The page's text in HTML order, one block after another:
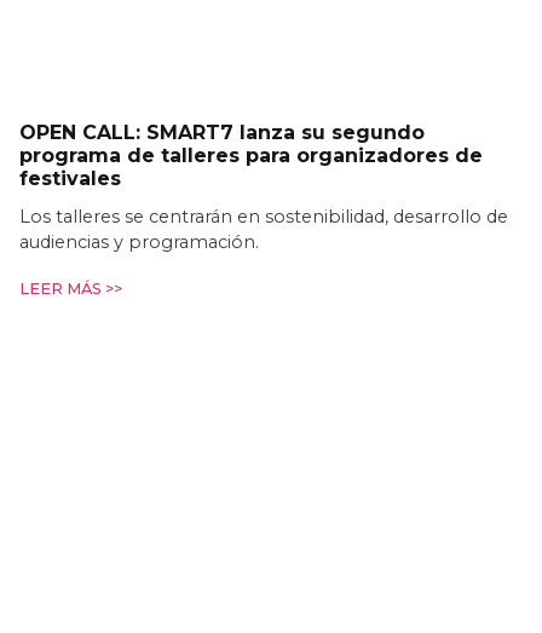
OPEN CALL: SMART7 lanza su segundo
programa de talleres para organizadores de
festivales
Los talleres se centrarán en sostenibilidad, desarrollo de
audiencias y programación.
LEER MÁS >>